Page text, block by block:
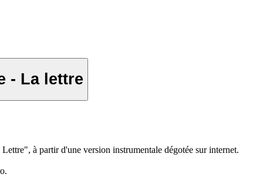
- La lettre
à partir d'une version instrumentale dégotée sur internet.